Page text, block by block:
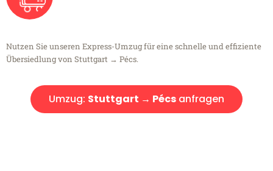
Nutzen Sie unseren Express-Umzug für eine schnelle und effiziente
Übersiedlung von Stuttgart → Pécs.
Umzug: Stuttgart → Pécs anfragen